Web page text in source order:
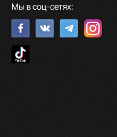
Мы в соц-сетях: